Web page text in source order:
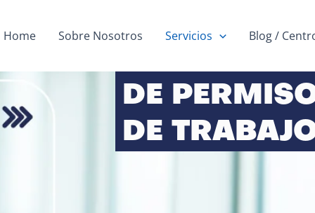
Home Sobre Nosotros Servicios Blog /
DE
DE